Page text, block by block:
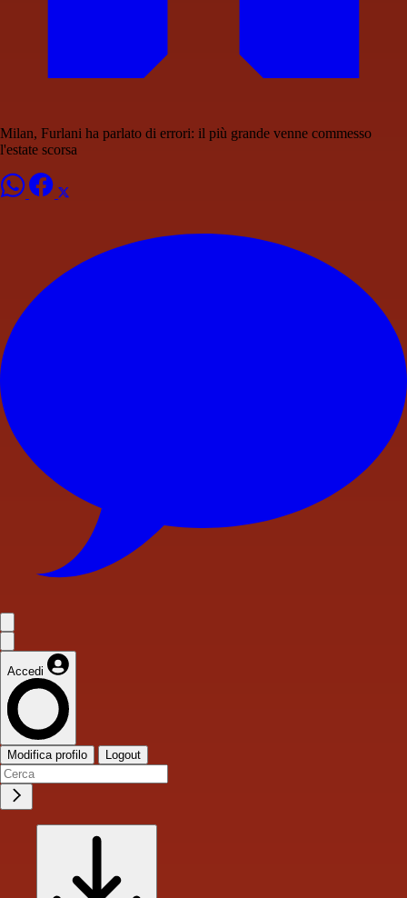
Milan, Furlani ha parlato di errori: il più grande venne commesso
l'estate scorsa
Accedi
Modifica profilo Logout